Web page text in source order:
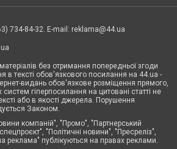
734-84-32. E-mail: reklama@44.ua
без отримання попередньої згоди
в тексті обов'язкового посилання на 44.ua -
видань обов'язкове розміщення прямого,
гіперпосилання на цитовані статті не
або в якості джерела. Порушення
Законом.
компаній", "Промо", "Партнерський
"Політичні новини", "Пресреліз",
реклама" публікуються на правах реклами.